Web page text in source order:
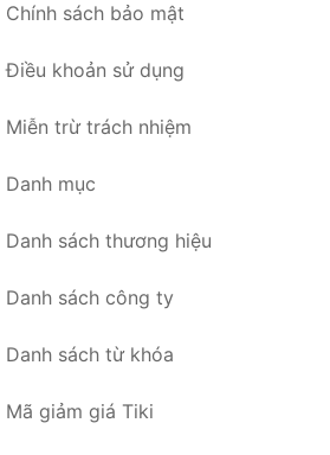
Chính sách bảo mật
Điều khoản sử dụng
Miễn trừ trách nhiệm
Danh mục
Danh sách thương hiệu
Danh sách công ty
Danh sách từ khóa
Mã giảm giá Tiki